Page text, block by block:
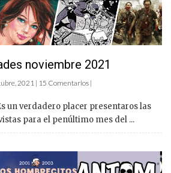
noviembre 2021
2021 | 15 Comentarios |
un verdadero placer presentaros las
para el penúltimo mes del ...